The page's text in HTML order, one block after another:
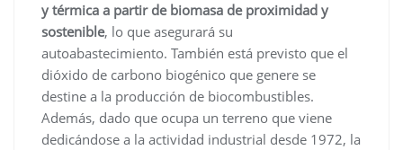
y térmica a partir de biomasa de proximidad y
sostenible, lo que asegurará su
autoabastecimiento. También está previsto que el
dióxido de carbono biogénico que genere se
destine a la producción de biocombustibles.
Además, dado que ocupa un terreno que viene
dedicándose a la actividad industrial desde 1972, la